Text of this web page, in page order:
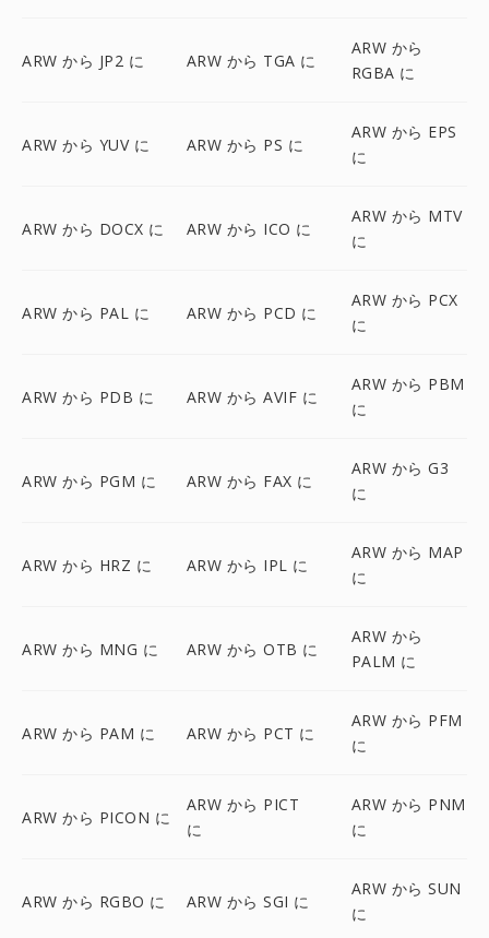
ARW から JP2 に ARW から TGA に
ARW から
RGBA に
ARW から YUV に ARW から PS に
ARW から EPS
に
ARW から DOCX に ARW から ICO に
ARW から MTV
に
ARW から PAL に ARW から PCD に
ARW から PCX
に
ARW から PDB に ARW から AVIF に
ARW から PBM
に
ARW から PGM に ARW から FAX に
ARW から G3
に
ARW から HRZ に ARW から IPL に
ARW から MAP
に
ARW から MNG に ARW から OTB に
ARW から
PALM に
ARW から PAM に ARW から PCT に
ARW から PFM
に
ARW から PICON に
ARW から PICT
に
ARW から PNM
に
ARW から RGBO に ARW から SGI に
ARW から SUN
に